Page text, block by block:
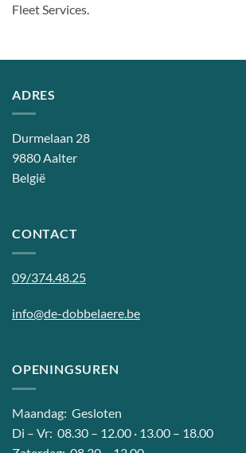
Fleet Services.
ADRES
Durmelaan 28
9880 Aalter
België
CONTACT
09/374.48.25
info@de-dobbelaere.be
OPENINGSUREN
Maandag: Gesloten
Di – Vr: 08.30 – 12.00 · 13.00 – 18.00